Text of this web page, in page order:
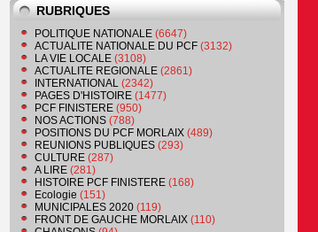
RUBRIQUES
POLITIQUE NATIONALE (6647)
ACTUALITE NATIONALE DU PCF (3132)
LA VIE LOCALE (3108)
ACTUALITE REGIONALE (2861)
INTERNATIONAL (2342)
PAGES D'HISTOIRE (1477)
PCF FINISTERE (950)
NOS ACTIONS (788)
POSITIONS DU PCF MORLAIX (489)
REUNIONS PUBLIQUES (293)
CULTURE (287)
A LIRE (281)
HISTOIRE PCF FINISTERE (168)
Ecologie (151)
MUNICIPALES 2020 (119)
FRONT DE GAUCHE MORLAIX (110)